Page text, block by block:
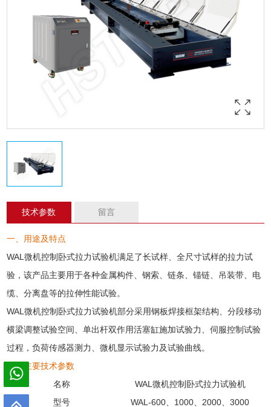
技术参数 留言
一、用途及特点
WAL微机控制卧式拉力试验机满足了长试样、全尺寸试样的拉力试
验 ，该产品主要用于各种金属构件、钢索、链条、锚链、吊装带、电
缆、分离盘等的拉伸性能试验。
WAL微机控制 卧式拉力试验机部分采用钢板焊接框架结构、分段移动
横梁调整试验空间、单出杆双作用活塞缸施加试验力、伺服控制试验
过程，负荷传感器测力、微机显示试验力及试验曲线。
二、主要技术参数
名称
WAL微机控制卧式拉力试验机
型号
WAL-600、1000、2000、3000